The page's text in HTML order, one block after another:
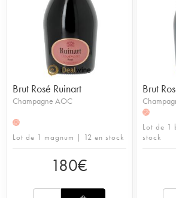
Brut Rosé Ruinart
Champagne AOC
H
Lot de 1 magnum | 12 en stock
180€
Brut
H
Lot de 1
stock